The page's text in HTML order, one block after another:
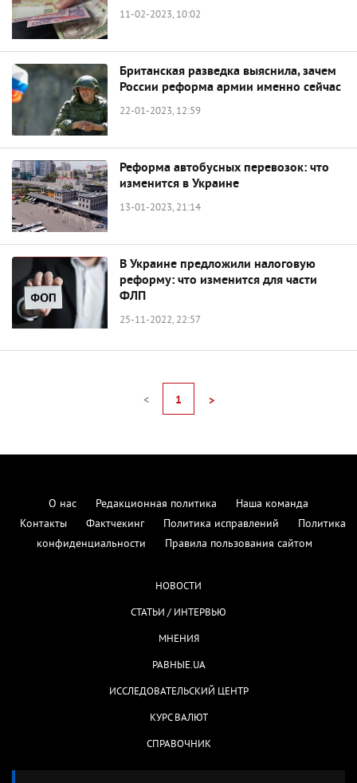
11-02-2023, 10:02
Британская разведка выяснила, зачем
России реформа армии именно сейчас
22-01-2023, 12:59
Реформа автобусных перевозок: что
изменится в Украине
13-01-2023, 21:14
В Украине предложили налоговую
реформу: что изменится для части
ФЛП
25-11-2022, 22:57
< 1 >
О нас Редакционная политика
Наша команда
Контакты
Фактчекинг Политика исправлений
Политика
конфиденциальности
Правила пользования сайтом
НОВОСТИ
СТАТЬИ / ИНТЕРВЬЮ
МНЕНИЯ
РАВНЫЕ.UA
ИССЛЕДОВАТЕЛЬСКИЙ ЦЕНТР
КУРС ВАЛЮТ
СПРАВОЧНИК